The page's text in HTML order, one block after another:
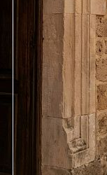
Размеры
Цвет
Силуэт